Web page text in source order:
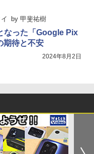
by 甲斐祐樹
なった「Google Pix
期待と不安
2024年8月2日